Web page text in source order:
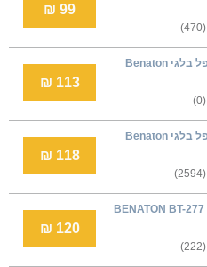
(470)
99 ₪
מכשיר להכנת וופל בלגי Benaton
(0)
113 ₪
מכשיר להכנת וופל בלגי Benaton
(2594)
118 ₪
(222)
120 ₪